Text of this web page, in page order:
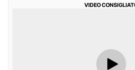
VIDEO